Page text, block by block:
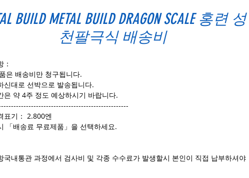
BUILD METAL BUILD DRAGON SCALE 홍련 성
천팔극식 배송비
：
은 배송비만 청구됩니다.
신대로 선박으로 발송됩니다.
은 약 4주 정도 예상하시기 바랍니다.
표기： 2.800엔
「배송료 무료제품」을 선택하세요.
국내통관 과정에서 검사비 및 각종 수수료가 발생할시 본인이 직접 납부하셔야